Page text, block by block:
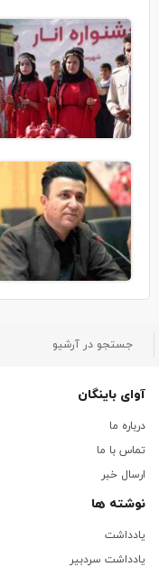
آوای باینگان
درباره ما
تماس با ما
ارسال خبر
نوشته ها
یادداشت
یادداشت سردبیر